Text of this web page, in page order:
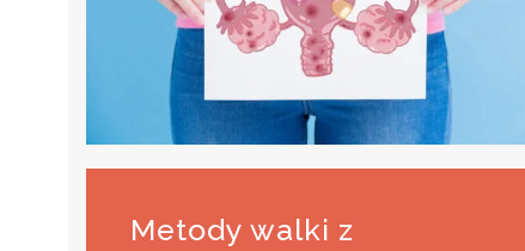
Metody walki z